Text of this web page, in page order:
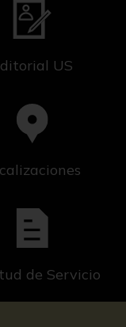
US
de Servicio